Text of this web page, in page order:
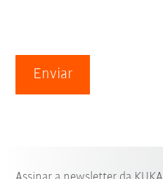
Enviar